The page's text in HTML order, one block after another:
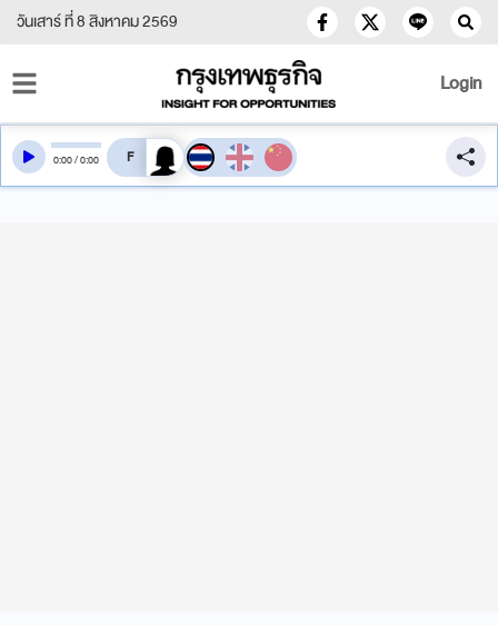
วันเสาร์ ที่ 8 สิงหาคม 2569
Login
0:00/0:00 สลับเสียงอ่าน